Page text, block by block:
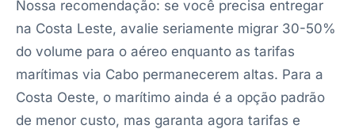
Nossa recomendação: se você precisa entregar
na Costa Leste, avalie seriamente migrar 30-50%
do volume para o aéreo enquanto as tarifas
marítimas via Cabo permanecerem altas. Para a
Costa Oeste, o marítimo ainda é a opção padrão
de menor custo, mas garanta agora tarifas e